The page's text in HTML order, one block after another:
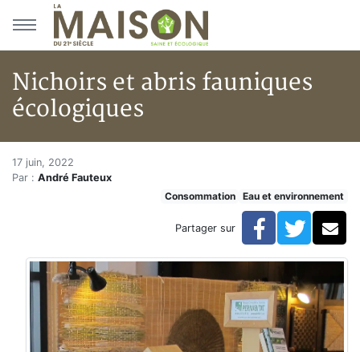
Aller au menu principal
Aller au contenu principal
Nichoirs et abris fauniques
écologiques
Accueil
Articles
Nichoirs et abris fauniques écologiques
Nichoirs et abris fauniques
17 juin, 2022
Par : André Fauteux
Consommation
Eau et environnement
Partager sur Facebook